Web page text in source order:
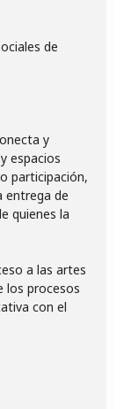
de
y
espacios
participación,
entrega de
quienes la
a las artes
los procesos
con el